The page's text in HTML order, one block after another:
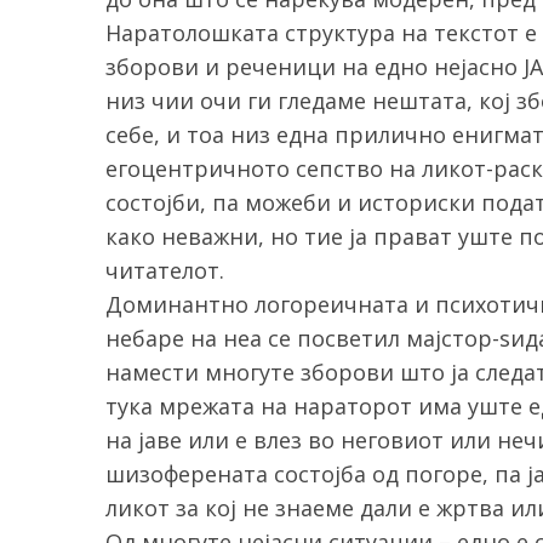
Наратолошката структура на текстот
зборови и реченици на едно нејасно
низ чии очи ги гледаме нештата, кој
себе, и тоа низ една прилично
егоцентричното сепство на ликот-
состојби, па можеби и историски
како неважни, но тие ја прават уште
читателот.
Доминантно логореичната и
небаре на неа се посветил мајстор-
намести многуте зборови што ја
тука мрежата на нараторот има уште
на јаве или е влез во неговиот или
шизоферената состојба од погоре, па
ликот за кој не знаеме дали е жртва
e
a
r
c
o
r
: